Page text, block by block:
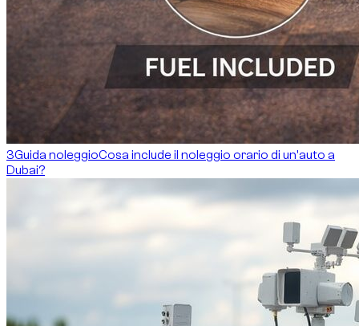
3Guida noleggioCosa include il noleggio orario di un'auto a
Dubai?